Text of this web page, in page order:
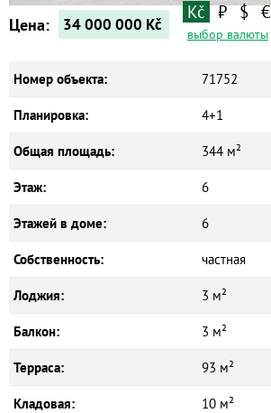
Цена: 34 000 000 Kč
Kč ₽ $ €
выбор валюты
Номер объекта: 71752
Планировка: 4+1
Общая площадь: 344 м²
Этаж: 6
Этажей в доме: 6
Собственность: частная
Лоджия: 3 м²
Балкон: 3 м²
Терраса: 93 м²
Кладовая: 10 м²